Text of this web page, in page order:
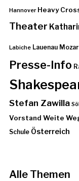
Hannover Heavy
Theater
Labiche Lauenau
Presse-Info
Stefan Zawilla
Vorstand Weite
Schule Österreich
Alle Themen